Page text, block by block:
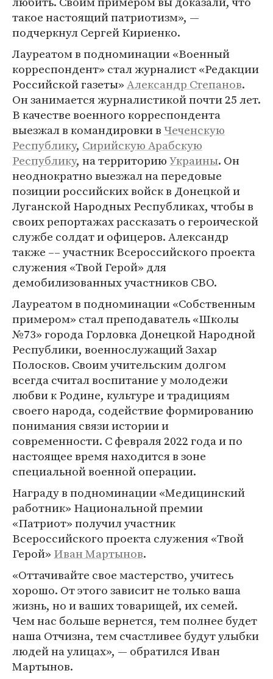
такое настоящий патриотизм», —
подчеркнул Сергей Кириенко.
Лауреатом в подноминации «Военный
корреспондент» стал журналист «Редакции
Российской газеты»Александр Степанов.
Он занимается журналистикой почти 25 лет.
В качестве военного корреспондента
выезжал в командировки вЧеченскую
Республику, Сирийскую Арабскую
Республику, на территориюУкраины. Он
неоднократно выезжал на передовые
позиции российских войск в Донецкой и
Луганской Народных Республиках, чтобы в
своих репортажах рассказать о героической
службе солдат и офицеров. Александр
также –– участник Всероссийского проекта
служения «Твой Герой» для
демобилизованных участников СВО.
Лауреатом в подноминации «Собственным
примером» стал преподаватель «Школы
№73» города Горловка Донецкой Народной
Республики, военнослужащий Захар
Полосков. Своим учительским долгом
всегда считал воспитание у молодежи
любви к Родине, культуре и традициям
своего народа, содействие формированию
понимания связи истории и
современности. С февраля 2022 года и по
настоящее время находится в зоне
специальной военной операции.
Награду в подноминации «Медицинский
работник» Национальной премии
«Патриот» получил участник
Всероссийского проекта служения «Твой
Герой» Иван Мартынов.
«Оттачивайте свое мастерство, учитесь
хорошо. От этого зависит не только ваша
жизнь, но и ваших товарищей, их семей.
Чем нас больше вернется, тем полнее будет
наша Отчизна, тем счастливее будут улыбки
людей на улицах», — обратился Иван
Мартынов.